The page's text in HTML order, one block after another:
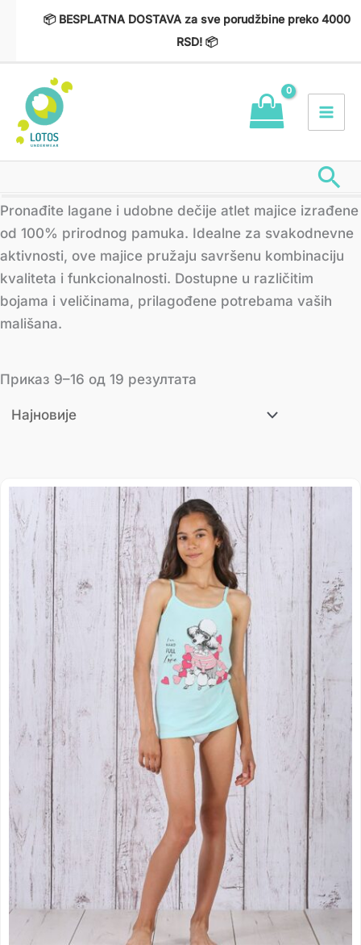
📦 BESPLATNA DOSTAVA za sve porudžbine preko 4000
RSD! 📦
Pronađite lagane i udobne dečije atlet majice izrađene
od 100% prirodnog pamuka. Idealne za svakodnevne
aktivnosti, ove majice pružaju savršenu kombinaciju
kvaliteta i funkcionalnosti. Dostupne u različitim
bojama i veličinama, prilagođene potrebama vaših
mališana.
Приказ 9–16 од 19 резултата
Сортирано
по
најновијем